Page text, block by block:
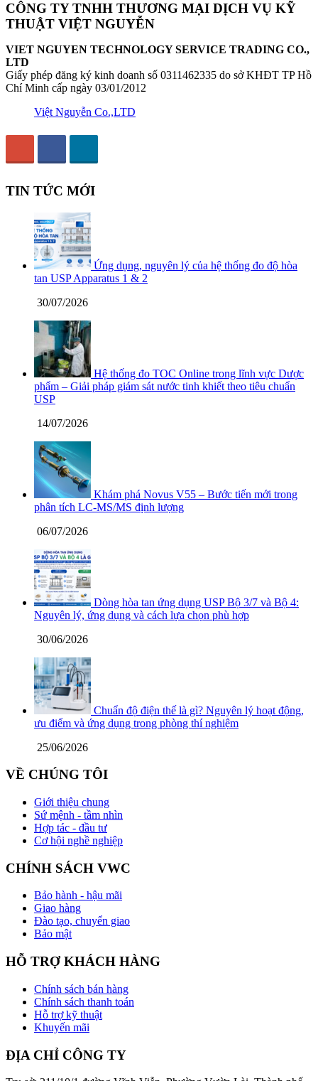
CÔNG TY TNHH THƯƠNG MẠI DỊCH VỤ KỸ
THUẬT VIỆT NGUYỄN
VIET NGUYEN TECHNOLOGY SERVICE TRADING CO.,
LTD
Giấy phép đăng ký kinh doanh số 0311462335 do sở KHĐT TP Hồ
Chí Minh cấp ngày 03/01/2012
Việt Nguyễn Co.,LTD
TIN TỨC MỚI
Ứng dụng, nguyên lý của hệ thống đo độ hòa
tan USP Apparatus 1 & 2
30/07/2026
Hệ thống đo TOC Online trong lĩnh vực Dược
phẩm – Giải pháp giám sát nước tinh khiết theo tiêu chuẩn
USP
14/07/2026
Khám phá Novus V55 – Bước tiến mới trong
phân tích LC-MS/MS định lượng
06/07/2026
Dòng hòa tan ứng dụng USP Bộ 3/7 và Bộ 4:
Nguyên lý, ứng dụng và cách lựa chọn phù hợp
30/06/2026
Chuẩn độ điện thế là gì? Nguyên lý hoạt động,
ưu điểm và ứng dụng trong phòng thí nghiệm
25/06/2026
VỀ CHÚNG TÔI
Giới thiệu chung
Sứ mệnh - tầm nhìn
Hợp tác - đầu tư
Cơ hội nghề nghiệp
CHÍNH SÁCH VWC
Bảo hành - hậu mãi
Giao hàng
Đào tạo, chuyển giao
Bảo mật
HỖ TRỢ KHÁCH HÀNG
Chính sách bán hàng
Chính sách thanh toán
Hỗ trợ kỹ thuật
Khuyến mãi
ĐỊA CHỈ CÔNG TY